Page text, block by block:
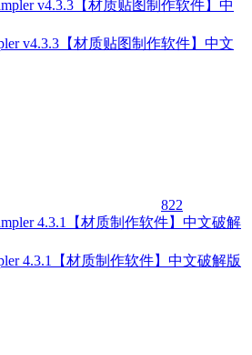
v4.3.3【材质贴图制作软件】中文
822
4.3.1【材质制作软件】中文破解版